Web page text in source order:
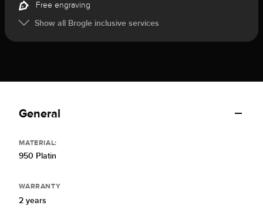
Free engraving
Show all Brogle inclusive services
General
MATERIAL:
950 Platin
WARRANTY
2 years